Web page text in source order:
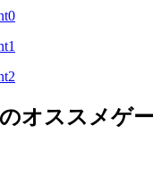
オススメゲ